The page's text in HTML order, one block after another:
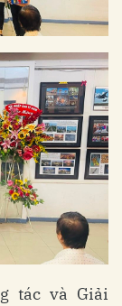
tác và Giải